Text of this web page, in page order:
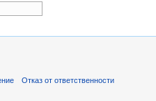
Отказ от ответственности